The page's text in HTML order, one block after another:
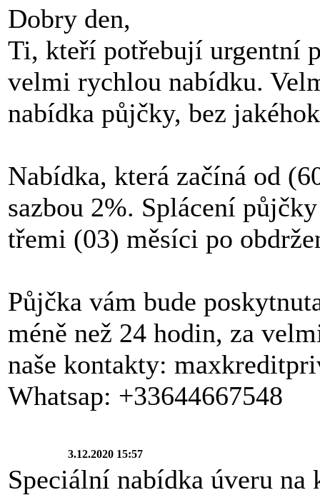
Dobry den,
Ti, kteří potřebují urgentní
velmi rychlou nabídku.
nabídka půjčky, bez
Nabídka, která začíná od
sazbou 2%. Splácení
třemi (03) měsíci po
Půjčka vám bude
méně než 24 hodin, za
naše kontakty:
Whatsap: +33644667548
3.12.2020 15:57
Speciální nabídka úveru na